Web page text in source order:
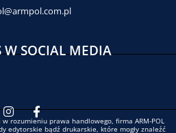
W SOCIAL MEDIA
rozumieniu prawa handlowego, firma ARM-POL
edytorskie bądź drukarskie, które mogły znaleźć